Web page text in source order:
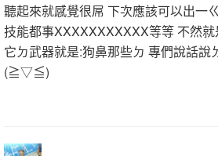
聽起來就感覺很屌 下次應該可以出一
技能都事XXXXXXXXXXX等等 不然就
它ㄉ武器就是:狗鼻那些ㄉ 專們說話說
(≧▽≦)